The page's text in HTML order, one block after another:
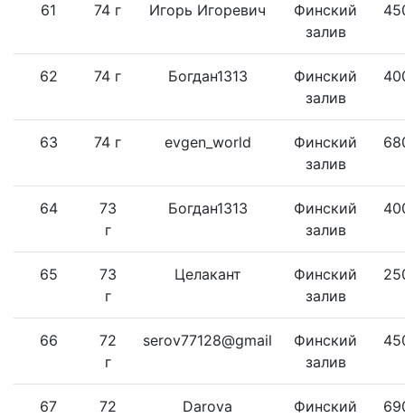
61 74 г Игорь Игоревич
Финский
залив
62 74 г Богдан1313
Финский
залив
63 74 г evgen_world
Финский
залив
64
73
г
Богдан1313
Финский
залив
65
73
г
Целакант
Финский
залив
66
72
г
serov77128@gmail
Финский
залив
67
72
Darova
Финский